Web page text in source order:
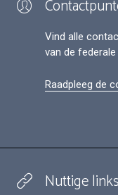
Vind alle
van de
Raadpleeg de
Nuttige links